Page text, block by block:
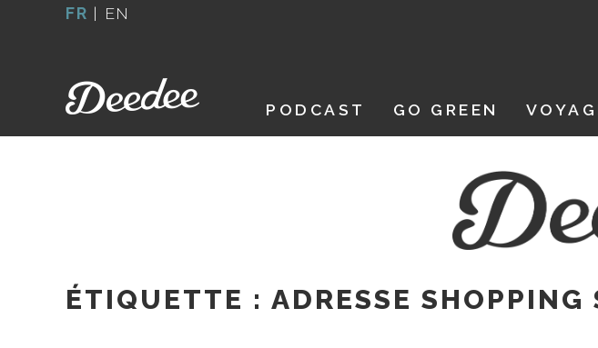
FR | EN
PODCAST GO GREEN
ÉTIQUETTE : ADRESSE